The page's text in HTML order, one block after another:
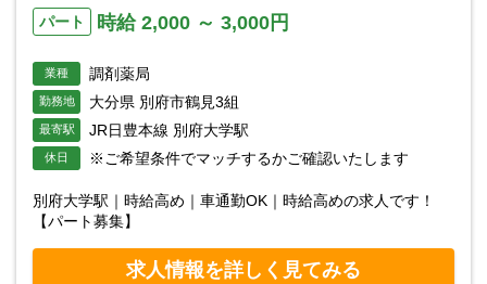
パート 時給 2,000 ～ 3,000円
業種 調剤薬局
勤務地 大分県 別府市鶴見3組
最寄駅 JR日豊本線 別府大学駅
休日 ※ご希望条件でマッチするかご確認いたします
別府大学駅｜時給高め｜車通勤OK｜時給高めの求人です！
【パート募集】
求人情報を詳しく見てみる